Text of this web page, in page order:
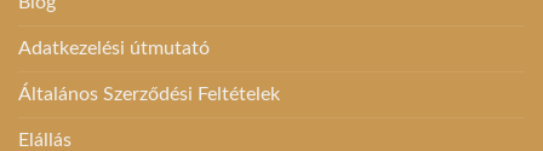
Adatkezelési útmutató
Általános Szerződési Feltételek
Elállás